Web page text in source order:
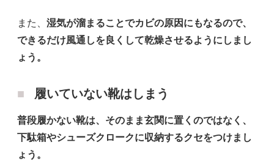
また、 湿気が溜まることでカビの原因にもなるので、
できるだけ風通しを良くして乾燥させるようにしまし
ょう。
履いていない靴はしまう
普段履かない靴は、そのまま玄関に置くのではなく、
下駄箱やシューズクロークに収納するクセをつけまし
ょう。